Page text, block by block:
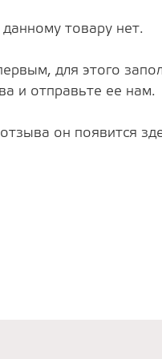
товару нет.
для этого
и отправьте ее нам.
он появится